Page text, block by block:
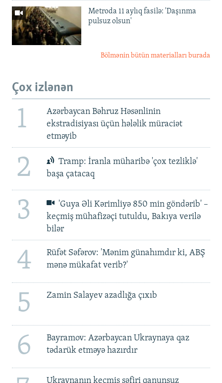
Metroda 11 aylıq fasilə: 'Daşınma
pulsuz olsun'
Bölmənin bütün materialları burada
Çox izlənən
1
Azərbaycan Bəhruz Həsənlinin
ekstradisiyası üçün hələlik müraciət
etməyib
2
Tramp: İranla müharibə 'çox tezliklə'
başa çatacaq
3
'Guya Əli Kərimliyə 850 min göndərib' –
keçmiş mühafizəçi tutuldu, Bakıya verilə
bilər
4
Rüfət Səfərov: 'Mənim günahımdır ki, ABŞ
mənə mükafat verib?'
5 Zamin Salayev azadlığa çıxıb
6
Bayramov: Azərbaycan Ukraynaya qaz
tədarük etməyə hazırdır
Ukraynanın keçmiş səfiri qanunsuz